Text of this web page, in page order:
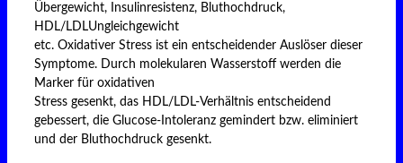
Übergewicht, Insulinresistenz, Bluthochdruck,
HDL/LDLUngleichgewicht
etc. Oxidativer Stress ist ein entscheidender Auslöser dieser
Symptome. Durch molekularen Wasserstoff werden die
Marker für oxidativen
Stress gesenkt, das HDL/LDL-Verhältnis entscheidend
gebessert, die Glucose-Intoleranz gemindert bzw. eliminiert
und der Bluthochdruck gesenkt.